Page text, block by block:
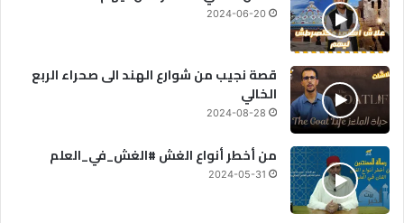
2024-06-20
قصة نجيب من شوارع الهند الى صحراء الربع
الخالي
2024-08-28
من أخطر أنواع الغش #الغش_في_العلم
2024-05-31